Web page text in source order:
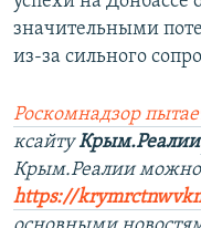
значительными
из-за сильного
Роскомнадзор
ксайтуКрым.Реалии
Крым.Реалии
https://